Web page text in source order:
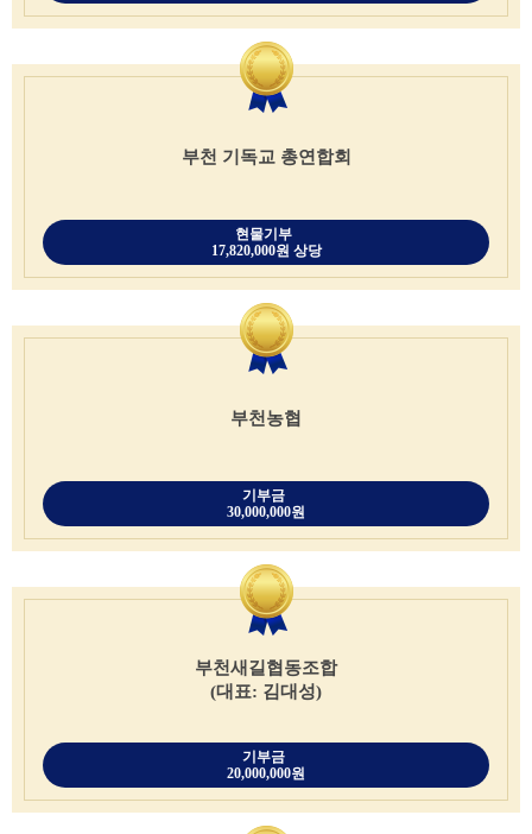
부천 기독교 총연합회
현물기부
17,820,000원 상당
부천농협
기부금
30,000,000원
부천새길협동조합
(대표: 김대성)
기부금
20,000,000원